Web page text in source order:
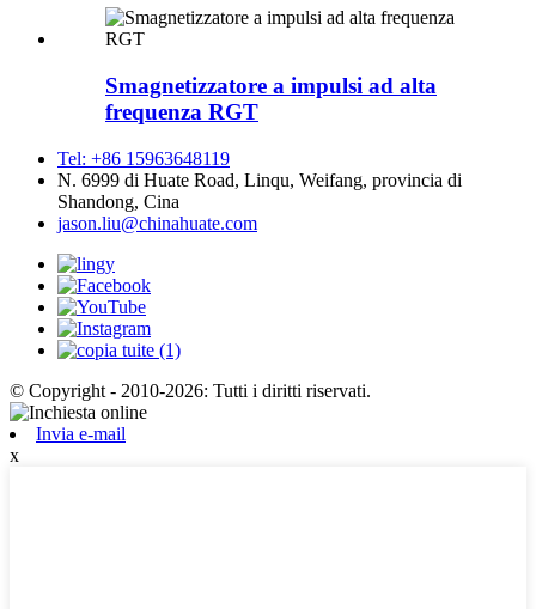
Smagnetizzatore a impulsi ad alta
frequenza RGT
Tel: +86 15963648119
N. 6999 di Huate Road, Linqu, Weifang, provincia di
Shandong, Cina
jason.liu@chinahuate.com
© Copyright - 2010-2026: Tutti i diritti riservati.
Invia e-mail
x